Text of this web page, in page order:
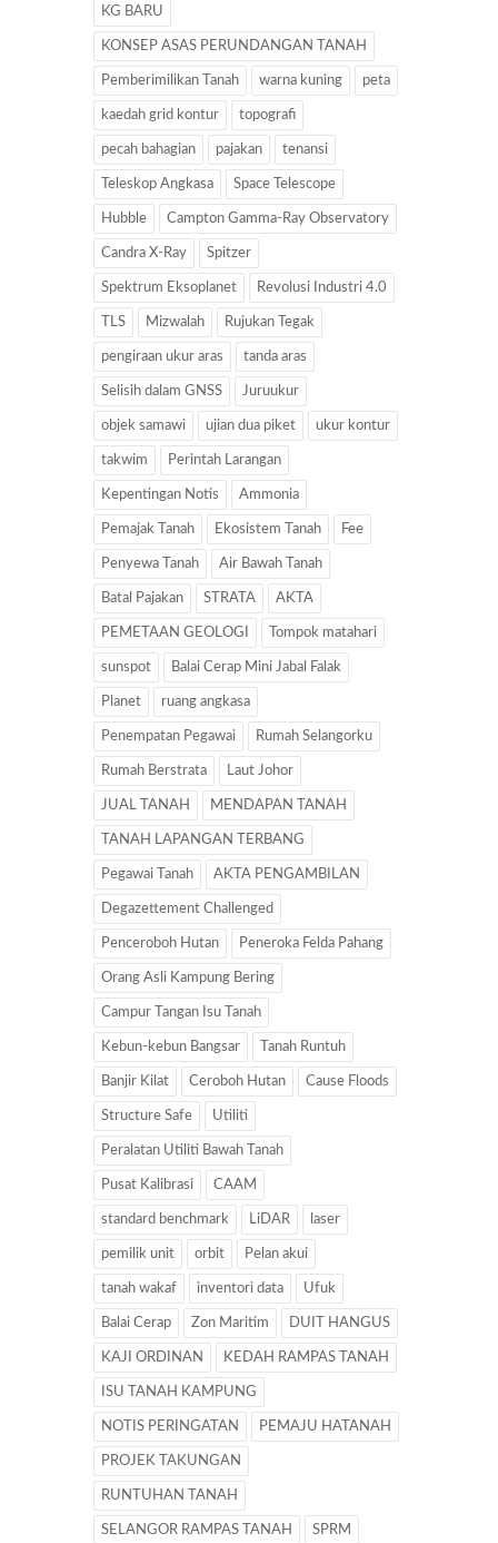
KG BARU
KONSEP ASAS PERUNDANGAN TANAH
Pemberimilikan Tanah warna kuning peta
kaedah grid kontur topografi
pecah bahagian pajakan tenansi
Teleskop Angkasa Space Telescope
Hubble Campton Gamma-Ray Observatory
Candra X-Ray Spitzer
Spektrum Eksoplanet Revolusi Industri 4.0
TLS Mizwalah Rujukan Tegak
pengiraan ukur aras tanda aras
Selisih dalam GNSS Juruukur
objek samawi ujian dua piket ukur kontur
takwim Perintah Larangan
Kepentingan Notis Ammonia
Pemajak Tanah Ekosistem Tanah Fee
Penyewa Tanah Air Bawah Tanah
Batal Pajakan STRATA AKTA
PEMETAAN GEOLOGI Tompok matahari
sunspot Balai Cerap Mini Jabal Falak
Planet ruang angkasa
Penempatan Pegawai Rumah Selangorku
Rumah Berstrata Laut Johor
JUAL TANAH MENDAPAN TANAH
TANAH LAPANGAN TERBANG
Pegawai Tanah AKTA PENGAMBILAN
Degazettement Challenged
Penceroboh Hutan Peneroka Felda Pahang
Orang Asli Kampung Bering
Campur Tangan Isu Tanah
Kebun-kebun Bangsar Tanah Runtuh
Banjir Kilat Ceroboh Hutan Cause Floods
Structure Safe Utiliti
Peralatan Utiliti Bawah Tanah
Pusat Kalibrasi CAAM
standard benchmark LiDAR laser
pemilik unit orbit Pelan akui
tanah wakaf inventori data Ufuk
Balai Cerap Zon Maritim DUIT HANGUS
KAJI ORDINAN KEDAH RAMPAS TANAH
ISU TANAH KAMPUNG
NOTIS PERINGATAN PEMAJU HATANAH
PROJEK TAKUNGAN
RUNTUHAN TANAH
SELANGOR RAMPAS TANAH SPRM